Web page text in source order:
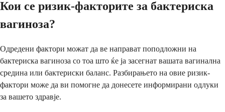
Кои се ризик-факторите за бактериска
вагиноза?
Одредени фактори можат да ве направат поподложни на
бактериска вагиноза со тоа што ќе ја засегнат вашата вагинална
средина или бактериски баланс. Разбирањето на овие ризик-
фактори може да ви помогне да донесете информирани одлуки
за вашето здравје.